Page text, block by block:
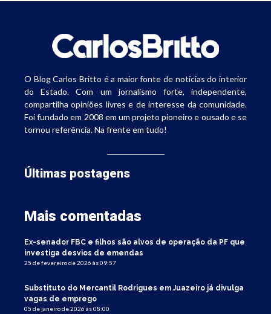
O Blog Carlos Britto é a maior fonte de notícias do interior
do Estado. Com um jornalismo forte, independente,
compartilha opiniões livres e de interesse da comunidade.
Foi fundado em 2008 em um projeto pioneiro e ousado e se
tornou referência. Na frente em tudo!
Últimas postagens
Mais comentadas
Ex-senador FBC e filhos são alvos de operação da PF que
investiga desvios de emendas
25 de fevereiro de 2026 às 09:57
Substituto do Mercantil Rodrigues em Juazeiro já divulga
vagas de emprego
05 de janeiro de 2026 às 08:00